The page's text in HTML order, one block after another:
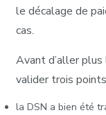
le décalage de
cas.
Avant d’aller
valider trois
la DSN a bien été